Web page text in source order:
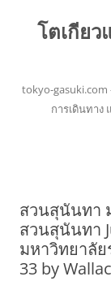
โตเกียว
tokyo-
การเดินทาง
สวนสุนันทา
สวนสุนันทา
มหาวิทยาลั
33 by